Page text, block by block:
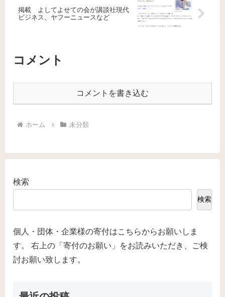
掲載 よしてよせての会が講談社現代
ビジネス、ヤフーニュースなど
コメント
コメントを書き込む
ホーム 未分類
検索
検索
個人・団体・企業様の寄付はこちらからお願いしま
す。 右上の「寄付のお願い」をお読みいただき、ご検
討お願い致します。